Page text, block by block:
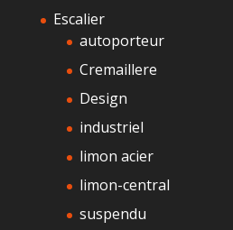
Escalier
autoporteur
Cremaillere
Design
industriel
limon acier
limon-central
suspendu